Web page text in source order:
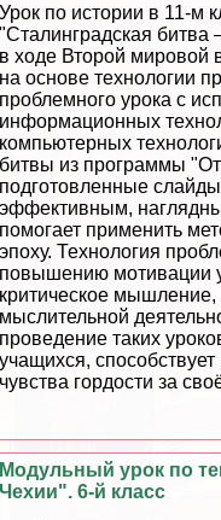
Урок по истории в 11-м
"Сталинградская битва
в ходе Второй мировой
на основе технологии
проблемного урока с
информационных
компьютерных
битвы из программы
подготовленные
эффективным,
помогает применить
эпоху. Технология
повышению мотивации
критическое мышление,
мыслительной
проведение таких
учащихся,
чувства гордости за
Модульный урок по
Чехии". 6-й класс